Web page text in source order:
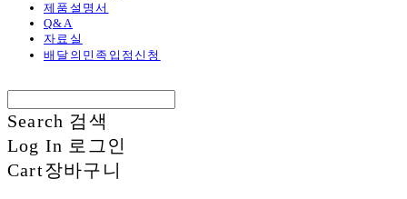
제품설명서
Q&A
자료실
배달의민족입점신청
Search 검색
Log In 로그인
Cart장바구니